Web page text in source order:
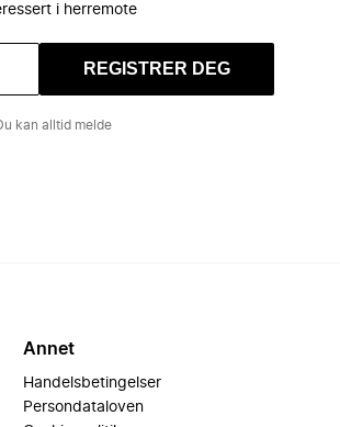
i herremote
REGISTRER DEG
kan alltid melde
Annet
Handelsbetingelser
Persondataloven